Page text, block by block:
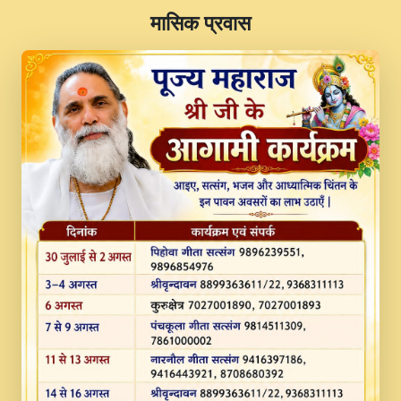
JINU SATGURU AAP BULAVE by Rasik
Pawan ji 20-11-19 Sankirtan At VEER JI
PRABHU KUTEER CHANNEL.mp3
Kina Sohna Tera Bhawan Sajaya Mata
Vaishno Devi Aarti Mata Rani Bhajan By
Lakhwinder Wadali Ji.mp3
MERE MANN VICH KANTH KALER
NEW PUNAJBI DEVOTIONAL SONG 2017
FULL VIDEO HD.mp3
Na To Roop Hai Bindu Ji Maharaj Pad - A
Divine Bhajan by Shri Indresh Ji
#BhaktiPath.mp3
Radha Rani Ki Kirpa Best Devotional
Song By Chitra Vichitra.mp3
​मासिक प्रवास